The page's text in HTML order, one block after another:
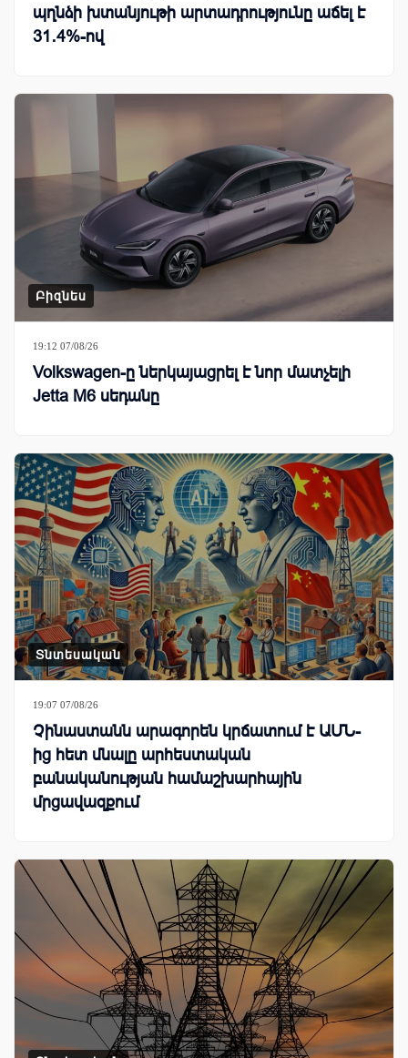
պղնձի խտանյութի արտադրությունը աճել է
31․4%-ով
Բիզնես
19:12 07/08/26
Volkswagen-ը ներկայացրել է նոր մատչելի
Jetta M6 սեդանը
Տնտեսական
19:07 07/08/26
Չինաստանն արագորեն կրճատում է ԱՄՆ-
ից հետ մնալը արհեստական
բանականության համաշխարհային
մրցավազքում